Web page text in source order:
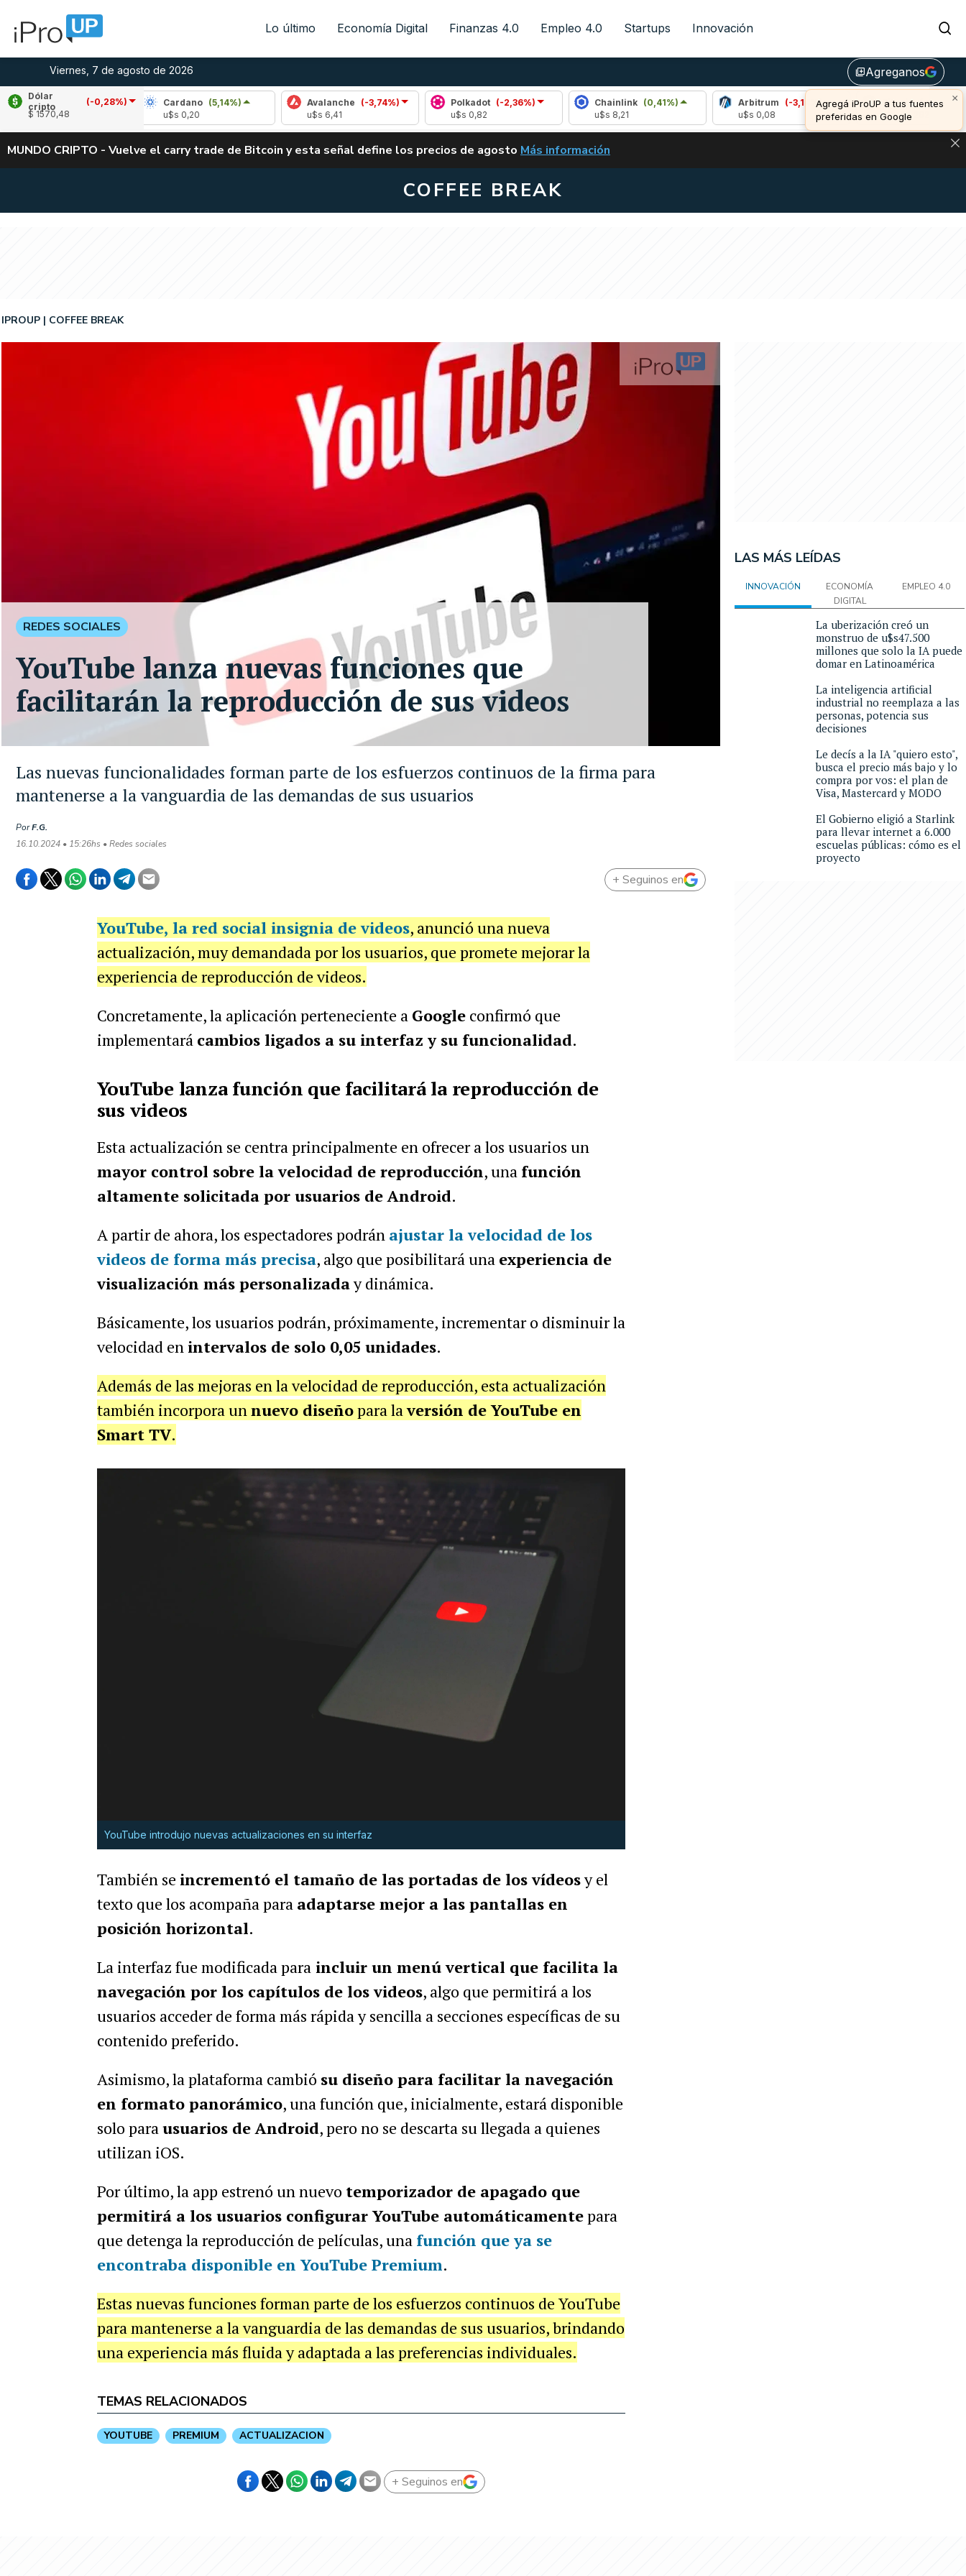
Lo último Economía Digital Finanzas 4.0 Empleo 4.0 Startups Innovación
Viernes, 7 de agosto de 2026 library_addAgreganos
×
Agregá iProUP a tus fuentes
preferidas en Google
Dólar
cripto
(-0,28%)
$ 1570,48
(-2,54%)
Cardano (5,14%)
Avalanche (-3,74%)
Polkadot (-2,36%)
Chainlink (0,41%)
Arbitrum
(-3,14%)
u$s 0,08
Bitcoin
(-0,59%)
u$s 64.262,00
ALERTA
MUNDO CRIPTO - Vuelve el carry trade de Bitcoin y esta señal define los precios de agosto VUELVE EL CARRY TRADE DE BITCOIN Y ESTA SEÑAL DEFINE LOS PRECIOS DE
Más información
COFFEE BREAK
Las nuevas funcionalidades forman parte de los esfuerzos continuos de la firma para
mantenerse a la vanguardia de las demandas de sus usuarios
IPROUP COFFEE BREAK
PorF.G.
16.10.2024 • 15:26hs • Redes sociales
REDES SOCIALES
YouTube lanza nuevas funciones que
facilitarán la reproducción de sus videos
+ Seguinos en
YouTube, la red social insignia de videos, anunció una nueva
actualización, muy demandada por los usuarios, que promete mejorar la
experiencia de reproducción de videos.
Concretamente, la aplicación perteneciente a Googleconfirmó que
implementará cambios ligados a su interfaz y su funcionalidad.
YouTube lanza función que facilitará la reproducción de
sus videos
Esta actualización se centra principalmente en ofrecer a los usuarios un
mayor control sobre la velocidad de reproducción, una función
altamente solicitada por usuarios de Android.
A partir de ahora, los espectadores podrán ajustar la velocidad de los
videos de forma más precisa, algo que posibilitará una experiencia de
visualización más personalizaday dinámica.
Básicamente,los usuarios podrán, próximamente, incrementar o disminuir la
velocidad en intervalos de solo 0,05 unidades.
Además de las mejoras en la velocidad de reproducción, esta actualización
también incorpora unnuevo diseñopara laversión de YouTube en
Smart TV.
YouTube introdujo nuevas actualizaciones en su interfaz
También se incrementó el tamaño de las portadas de los vídeosy el
texto que los acompaña para adaptarse mejor a las pantallas en
posición horizontal.
La interfaz fue modificada paraincluir un menú vertical que facilita la
navegación por los capítulos de los videos, algo que permitirá a los
usuarios acceder de forma más rápida y sencilla a secciones específicas de su
contenido preferido.
Asimismo, la plataforma cambió su diseño para facilitar la navegación
en formato panorámico, una función que, inicialmente, estará disponible
solo parausuarios de Android, pero no se descarta su llegada a quienes
utilizan iOS.
Por último,la app estrenó un nuevo temporizador de apagado que
permitirá a los usuarios configurar YouTube automáticamentepara
que detenga la reproducción de películas, una función que ya se
encontraba disponible enYouTube Premium.
Estas nuevas funciones forman parte de los esfuerzos continuos de YouTube
para mantenerse a la vanguardia de las demandas de sus usuarios, brindando
una experiencia más fluida y adaptada a las preferencias individuales.
TEMAS RELACIONADOS
YOUTUBE PREMIUM ACTUALIZACION
+ Seguinos en
LAS MÁS LEÍDAS
INNOVACIÓN
ECONOMÍA
DIGITAL
EMPLEO 4.0
La uberización creó un
monstruo de u$s47.500
millones que solo la IA puede
domar en Latinoamérica
La inteligencia artificial
industrial no reemplaza a las
personas, potencia sus
decisiones
Le decís a la IA "quiero esto",
busca el precio más bajo y lo
compra por vos: el plan de
Visa, Mastercard y MODO
El Gobierno eligió a Starlink
para llevar internet a 6.000
escuelas públicas: cómo es el
proyecto